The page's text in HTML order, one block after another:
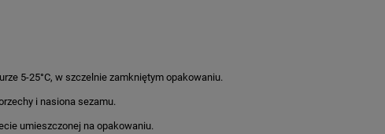
5-25°C, w szczelnie zamkniętym opakowaniu.
i nasiona sezamu.
umieszczonej na opakowaniu.